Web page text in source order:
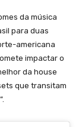
da música
para duas
americana
impactar o
da house
que transitam